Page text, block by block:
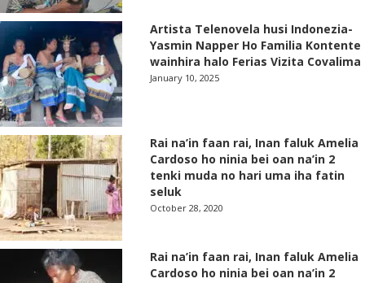
Artista Telenovela husi Indonezia-
Yasmin Napper Ho Familia Kontente
wainhira halo Ferias Vizita Covalima
January 10, 2025
Rai na’in faan rai, Inan faluk Amelia
Cardoso ho ninia bei oan na’in 2
tenki muda no hari uma iha fatin
seluk
October 28, 2020
Rai na’in faan rai, Inan faluk Amelia
Cardoso ho ninia bei oan na’in 2